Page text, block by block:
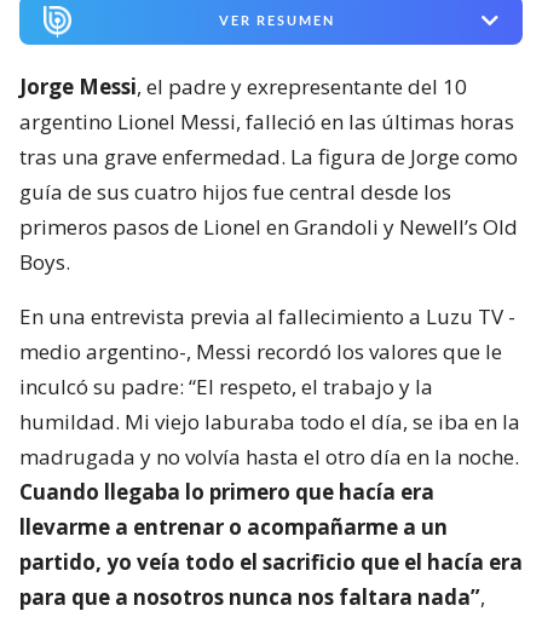
VER RESUMEN
Jorge Messi, el padre y exrepresentante del 10
argentino Lionel Messi, falleció en las últimas horas
tras una grave enfermedad. La figura de Jorge como
guía de sus cuatro hijos fue central desde los
primeros pasos de Lionel en Grandoli y Newell’s Old
Boys.
En una entrevista previa al fallecimiento a Luzu TV -
medio argentino-, Messi recordó los valores que le
inculcó su padre: “El respeto, el trabajo y la
humildad. Mi viejo laburaba todo el día, se iba en la
madrugada y no volvía hasta el otro día en la noche.
Cuando llegaba lo primero que hacía era
llevarme a entrenar o acompañarme a un
partido, yo veía todo el sacrificio que el hacía era
para que a nosotros nunca nos faltara nada”,